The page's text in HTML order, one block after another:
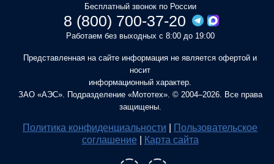
Бесплатный звонок по России
8 (800) 700-37-20
Работаем без выходных с 8:00 до 19:00
Представленная на сайте информация не является офертой и
носит
информационный характер.
ЗАО «АЭС». Подразделение «Мототех». © 2004–2026. Все права
защищены.
Политика конфиденциальности
Пользовательское
соглашение
Карта сайта